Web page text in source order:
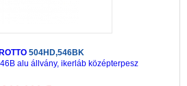
504HD,546BK
alu állvány, ikerláb középterpesz